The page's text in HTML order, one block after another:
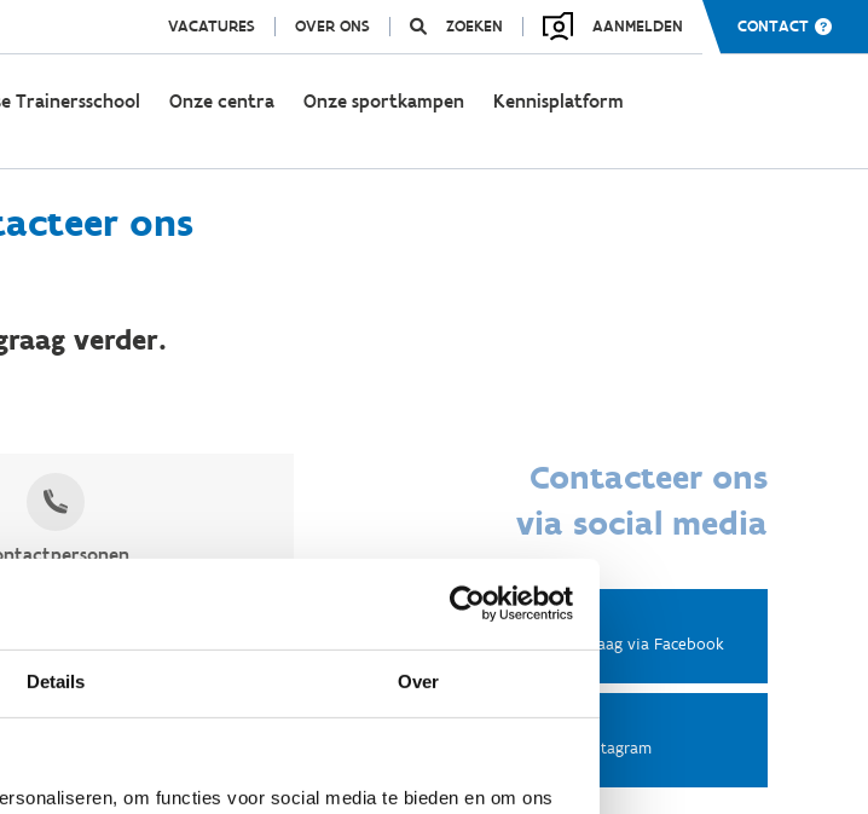
Details Over
om functies voor social media te bieden en om ons
VACATURES OVER ONS ZOEKEN AANMELDEN CONTACT
Trainersschool Onze centra Onze sportkampen Kennisplatform
ons
verder.
Contacteer ons
via social media
Facebook
Stel ons een vraag via Facebook
Instagram
Volg ons op Instagram